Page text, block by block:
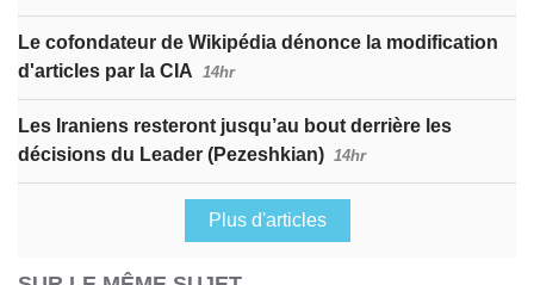
Le cofondateur de Wikipédia dénonce la modification
d'articles par la CIA 14hr
Les Iraniens resteront jusqu’au bout derrière les
décisions du Leader (Pezeshkian) 14hr
Plus d'articles